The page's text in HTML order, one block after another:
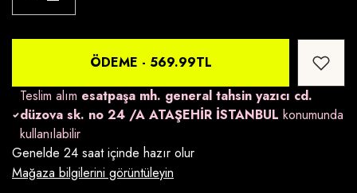
ÖDEME - 569.99TL
Teslim alım esatpaşa mh. general tahsin yazıcı cd.
düzova sk. no 24 /A ATAŞEHİR İSTANBUL konumunda
kullanılabilir
Genelde 24 saat içinde hazır olur
Mağaza bilgilerini görüntüleyin